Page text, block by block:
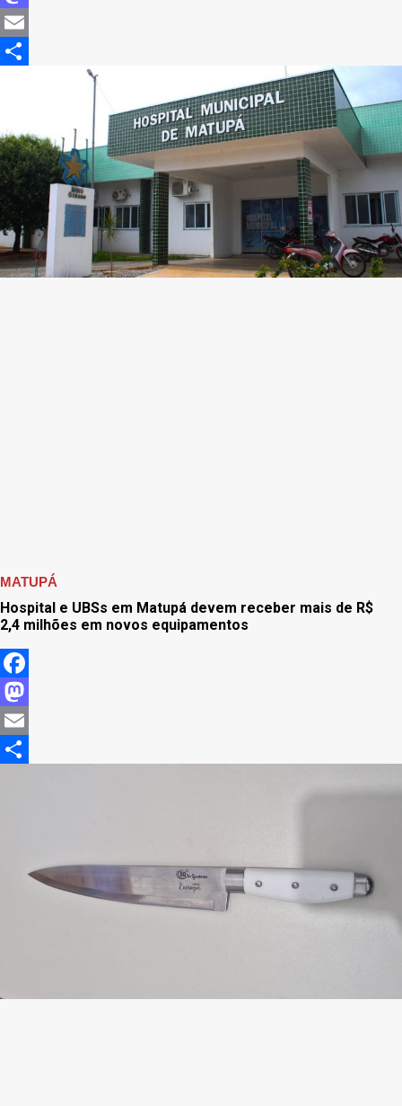
Mastodon
Email
MATUPÁ
Hospital e UBSs em Matupá devem receber mais de R$
2,4 milhões em novos equipamentos
Facebook
Mastodon
Email